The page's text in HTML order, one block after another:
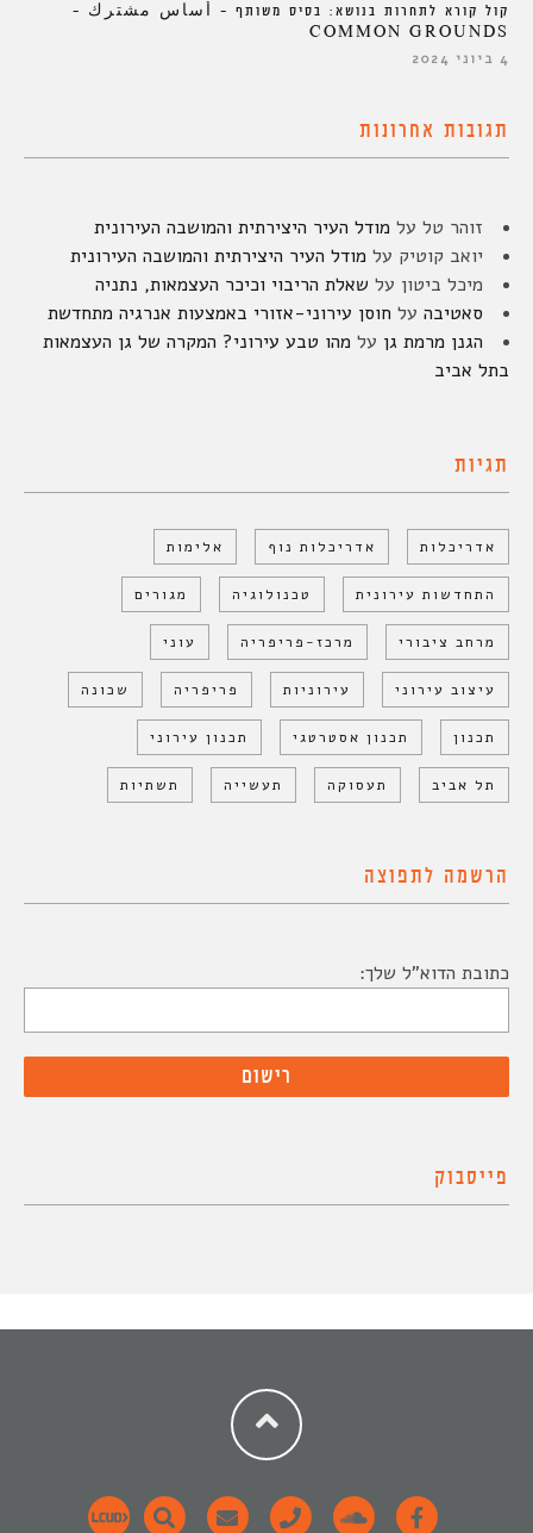
קול קורא לתחרות בנושא: בסיס משותף – أساس مشترك –
COMMON GROUNDS
4 ביוני 2024
תגובות אחרונות
זוהר טל על מודל העיר היצירתית והמושבה העירונית
יואב קוטיק על מודל העיר היצירתית והמושבה העירונית
מיכל ביטון על שאלת הריבוי וכיכר העצמאות, נתניה
סאטיבה על חוסן עירוני-אזורי באמצעות אנרגיה מתחדשת
הגנן מרמת גן על מהו טבע עירוני? המקרה של גן העצמאות
בתל אביב
תגיות
אדריכלות אדריכלות נוף אלימות
התחדשות עירונית טכנולוגיה מגורים
מרחב ציבורי מרכז-פריפריה עוני
עיצוב עירוני עירוניות פריפריה שכונה
תכנון תכנון אסטרטגי תכנון עירוני
תל אביב תעסוקה תעשייה תשתיות
הרשמה לתפוצה
כתובת הדוא"ל שלך:
פייסבוק